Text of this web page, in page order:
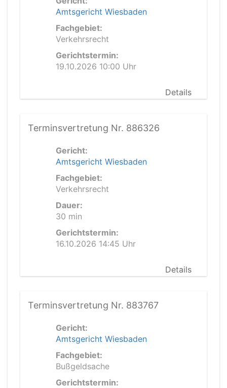
Amtsgericht Wiesbaden
Fachgebiet:
Verkehrsrecht
Gerichtstermin:
19.10.2026 10:00 Uhr
Details
Terminsvertretung Nr. 886326
Gericht:
Amtsgericht Wiesbaden
Fachgebiet:
Verkehrsrecht
Dauer:
30 min
Gerichtstermin:
16.10.2026 14:45 Uhr
Details
Terminsvertretung Nr. 883767
Gericht:
Amtsgericht Wiesbaden
Fachgebiet:
Bußgeldsache
Gerichtstermin: